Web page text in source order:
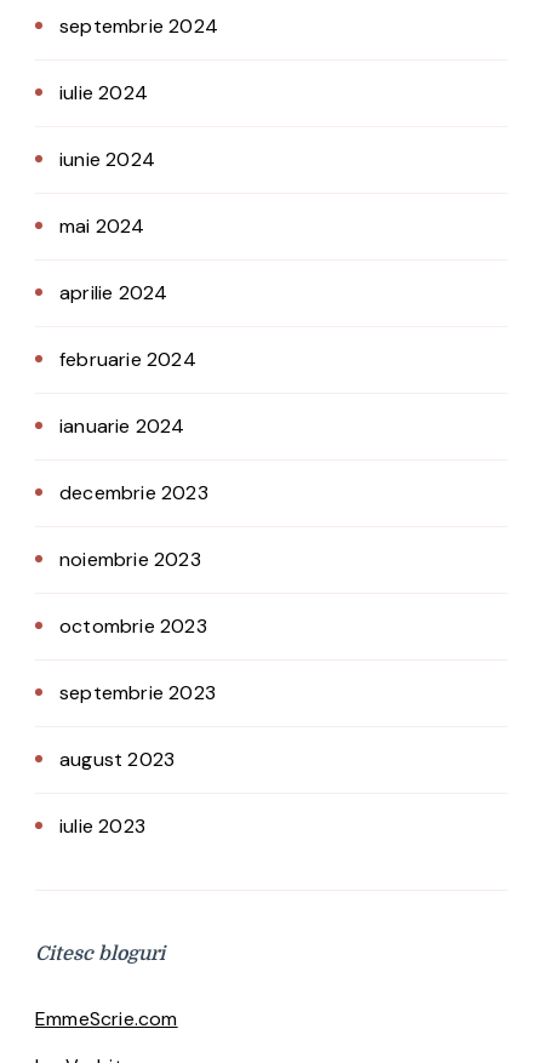
septembrie 2024
iulie 2024
iunie 2024
mai 2024
aprilie 2024
februarie 2024
ianuarie 2024
decembrie 2023
noiembrie 2023
octombrie 2023
septembrie 2023
august 2023
iulie 2023
Citesc bloguri
EmmeScrie.com